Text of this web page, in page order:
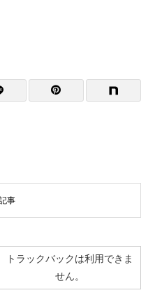
トラックバックは利用できま
せん。